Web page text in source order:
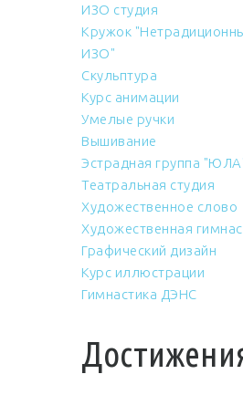
ИЗО студия
Кружок
ИЗО"
Скульптура
Курс анимации
Умелые ручки
Вышивание
Эстрадная группа
Театральная студия
Художественное слово
Художественная
Графический дизайн
Курс иллюстрации
Гимнастика ДЭНС